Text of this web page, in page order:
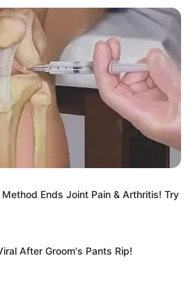
protuberancias en la
virus del papiloma humano
tratamientos médicos
personas buscan métodos
En este artículo,
eliminar verrugas usando
, una combinación casera
por sus propiedades
y calmantes.
Ends Joint Pain & Arthritis! Try
After Groom's Pants Rip!